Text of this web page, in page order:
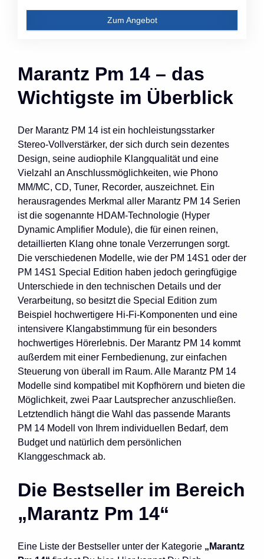
Zum Angebot
Marantz Pm 14 – das
Wichtigste im Überblick
Der Marantz PM 14 ist ein hochleistungsstarker
Stereo-Vollverstärker, der sich durch sein dezentes
Design, seine audiophile Klangqualität und eine
Vielzahl an Anschlussmöglichkeiten, wie Phono
MM/MC, CD, Tuner, Recorder, auszeichnet. Ein
herausragendes Merkmal aller Marantz PM 14 Serien
ist die sogenannte HDAM-Technologie (Hyper
Dynamic Amplifier Module), die für einen reinen,
detaillierten Klang ohne tonale Verzerrungen sorgt.
Die verschiedenen Modelle, wie der PM 14S1 oder der
PM 14S1 Special Edition haben jedoch geringfügige
Unterschiede in den technischen Details und der
Verarbeitung, so besitzt die Special Edition zum
Beispiel hochwertigere Hi-Fi-Komponenten und eine
intensivere Klangabstimmung für ein besonders
hochwertiges Hörerlebnis. Der Marantz PM 14 kommt
außerdem mit einer Fernbedienung, zur einfachen
Steuerung von überall im Raum. Alle Marantz PM 14
Modelle sind kompatibel mit Kopfhörern und bieten die
Möglichkeit, zwei Paar Lautsprecher anzuschließen.
Letztendlich hängt die Wahl das passende Marants
PM 14 Modell von Ihrem individuellen Bedarf, dem
Budget und natürlich dem persönlichen
Klanggeschmack ab.
Die Bestseller im Bereich
„Marantz Pm 14“
Eine Liste der Bestseller unter der Kategorie „Marantz